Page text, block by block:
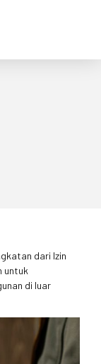
dari Izin
untuk
di luar